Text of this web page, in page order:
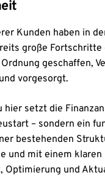
Kunden haben in
große Fortschritte
geschaffen,
vorgesorgt.
hier setzt die
– sondern ein
bestehenden
und mit einem klaren
Optimierung und